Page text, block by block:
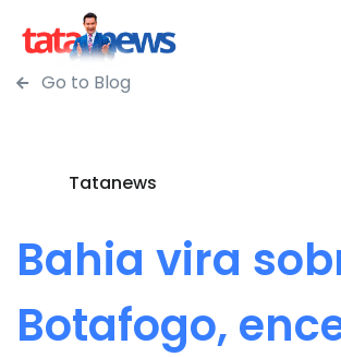
Go to Blog
Tatanews
Bahia vira
Botafogo,